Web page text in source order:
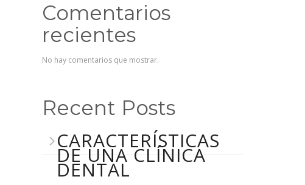
Comentarios
recientes
No hay comentarios que mostrar.
Recent Posts
CARACTERÍSTICAS
DE UNA CLÍNICA
DENTAL